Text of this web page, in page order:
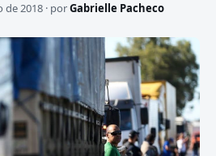
de 2018 · porGabrielle Pacheco